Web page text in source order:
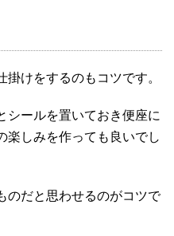
掛けをするのもコツです。
シールを置いておき便座に
楽しみを作っても良いでし
のだと思わせるのがコツで